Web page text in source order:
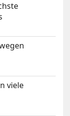
viele